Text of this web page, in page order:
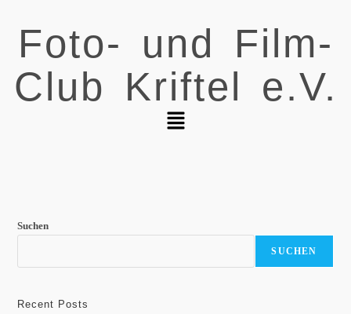
Foto- und Film-
Club Kriftel e.V.
Suchen
SUCHEN
Recent Posts